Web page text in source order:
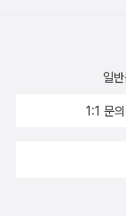
일
1:1 문의